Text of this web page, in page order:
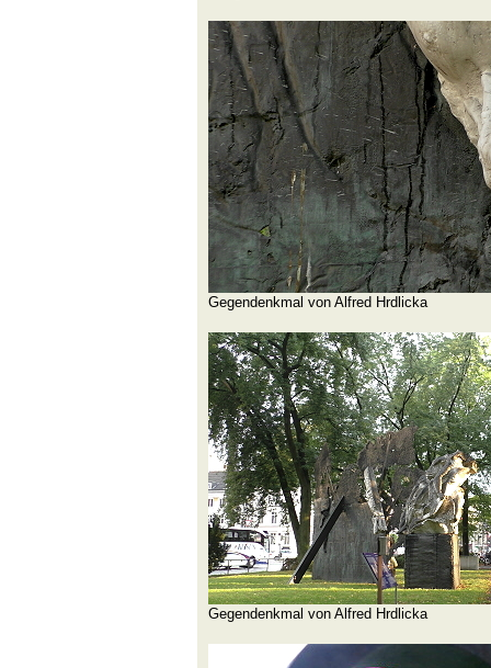
Gegendenkmal von Alfred Hrdlicka
Gegendenkmal von Alfred Hrdlicka